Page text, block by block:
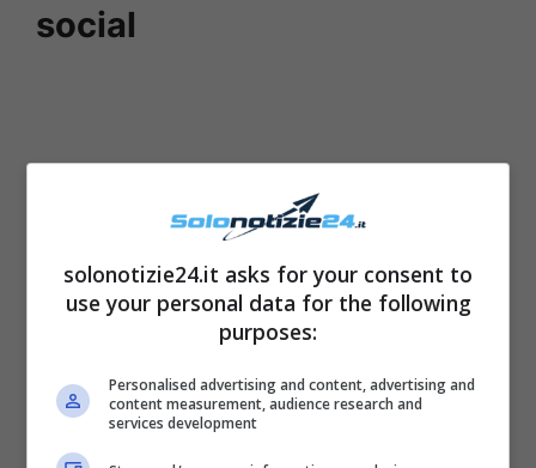
social
L’imprenditore è stato sposato – com’è ormai
noto – con la bella
solonotizie24.it asks for your consent to
use your personal data for the following
purposes:
Personalised advertising and content, advertising and
content measurement, audience research and
services development